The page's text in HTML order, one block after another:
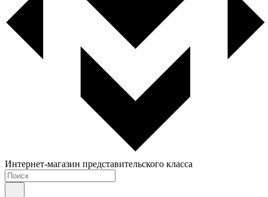
Интернет-магазин представительского класса